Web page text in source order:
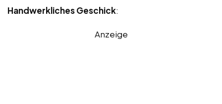
Handwerkliches Geschick:
Anzeige